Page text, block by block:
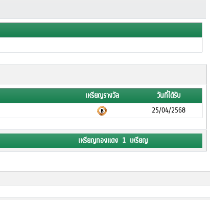
เหรียญรางวัล
วันที่ได้รับ
25/04/2568
เหรียญทองแดง 1 เหรียญ